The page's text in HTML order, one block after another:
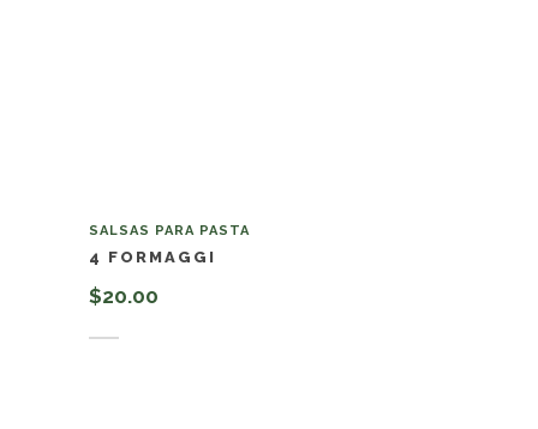
SALSAS PARA PASTA
4 FORMAGGI
$20.00